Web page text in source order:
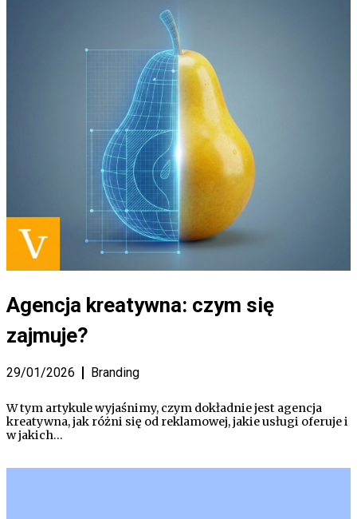
Agencja kreatywna: czym się
zajmuje?
29/01/2026 Branding
W tym artykule wyjaśnimy, czym dokładnie jest agencja
kreatywna, jak różni się od reklamowej, jakie usługi oferuje i
w jakich…